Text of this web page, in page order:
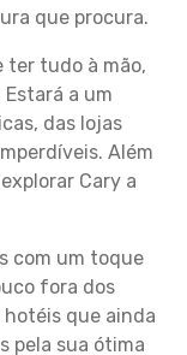
que procura.
ter tudo à mão,
a um
das lojas
Além
Cary a
com um toque
fora dos
hotéis que ainda
pela sua ótima